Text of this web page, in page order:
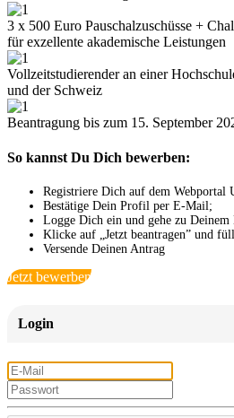
3 x 500 Euro Pauschalzuschüsse +
für exzellente akademische Leistungen
Vollzeitstudierender an einer
und der Schweiz
Beantragung bis zum 15. September
So kannst Du Dich bewerben:
Registriere Dich auf dem
Bestätige Dein Profil per E-Mail;
Logge Dich ein und gehe zu Deinem
Klicke auf „Jetzt beantragen” und
Versende Deinen Antrag
Jetzt bewerben
Login